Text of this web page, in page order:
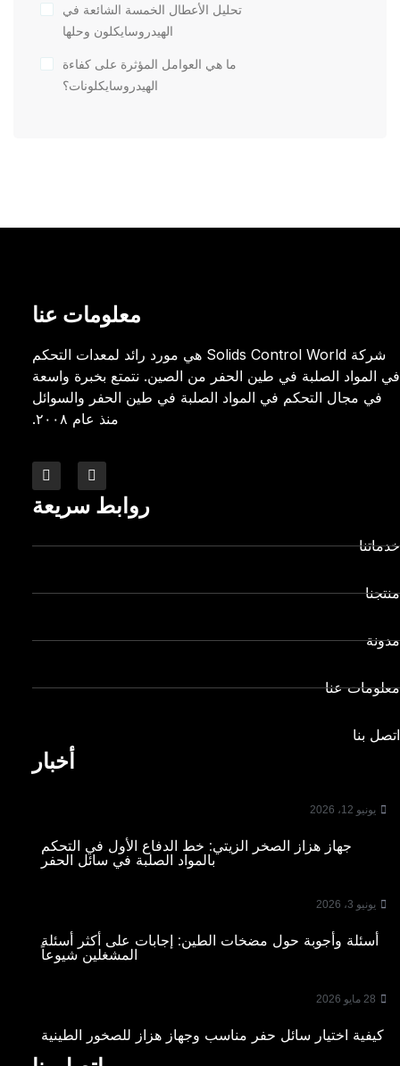
تحليل الأعطال الخمسة الشائعة في
الهيدروسايكلون وحلها
ما هي العوامل المؤثرة على كفاءة
الهيدروسايكلونات؟
معلومات عنا
شركة Solids Control World هي مورد رائد لمعدات التحكم
في المواد الصلبة في طين الحفر من الصين. نتمتع بخبرة واسعة
في مجال التحكم في المواد الصلبة في طين الحفر والسوائل
منذ عام ٢٠٠٨.
روابط سريعة
خدماتنا
منتجنا
مدونة
معلومات عنا
اتصل بنا
أخبار
يونيو 12، 2026
جهاز هزاز الصخر الزيتي: خط الدفاع الأول في التحكم
بالمواد الصلبة في سائل الحفر
يونيو 3، 2026
أسئلة وأجوبة حول مضخات الطين: إجابات على أكثر أسئلة
المشغلين شيوعاً
28 مايو 2026
كيفية اختيار سائل حفر مناسب وجهاز هزاز للصخور الطينية